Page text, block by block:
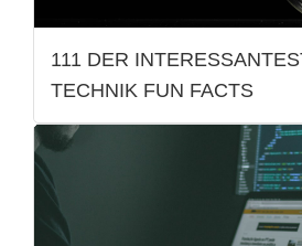
111 DER
TECHNIK FUN FACTS